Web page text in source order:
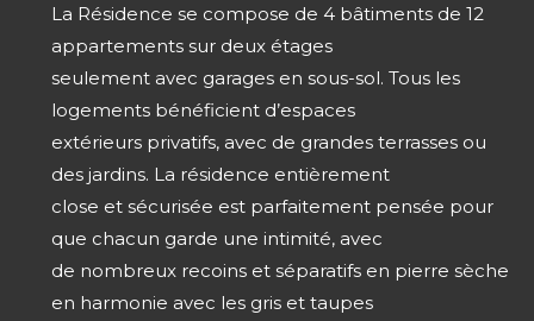
La Résidence se compose de 4 bâtiments de 12
appartements sur deux étages
seulement avec garages en sous-sol. Tous les
logements bénéficient d’espaces
extérieurs privatifs, avec de grandes terrasses ou
des jardins. La résidence entièrement
close et sécurisée est parfaitement pensée pour
que chacun garde une intimité, avec
de nombreux recoins et séparatifs en pierre sèche
en harmonie avec les gris et taupes